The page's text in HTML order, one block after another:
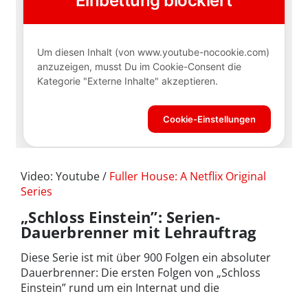
Video: Youtube / Fuller House: A Netflix Original
Series
„Schloss Einstein”: Serien-
Dauerbrenner mit Lehrauftrag
Diese Serie ist mit über 900 Folgen ein absoluter
Dauerbrenner: Die ersten Folgen von „Schloss
Einstein” rund um ein Internat und die